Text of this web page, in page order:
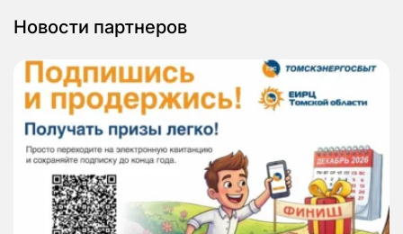
Новости партнеров